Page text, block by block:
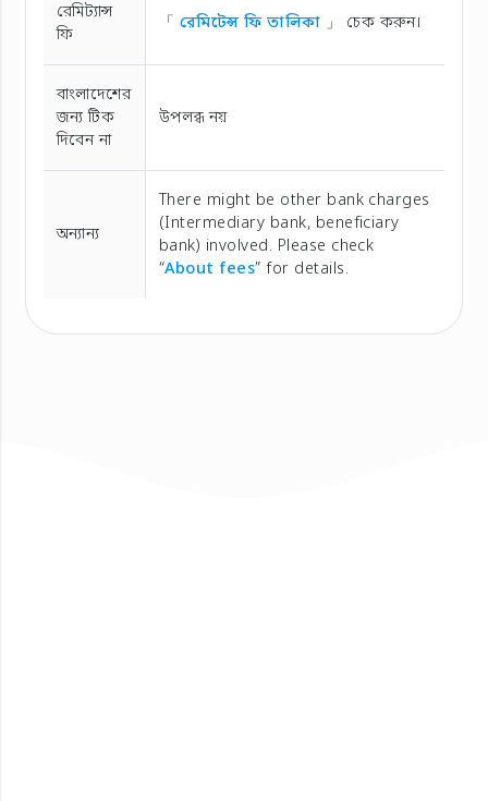
রেমিট্যান্স
ফি
「 রেমিটেন্স ফি তালিকা 」 চেক করুন।
বাংলাদেশের
জন্য টিক
দিবেন না
উপলব্ধ নয়
অন্যান্য
There might be other bank charges
(Intermediary bank, beneficiary
bank) involved. Please check
“About fees” for details.